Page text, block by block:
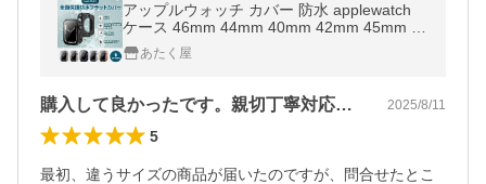
アップルウォッチ カバー 防水 applewatch
ケース 46mm 44mm 40mm 42mm 45mm 41
mm シリーズ10 9 se 8 7 6 5 4
あたく屋
購入して良かったです。親切丁寧対応でした 2025/8/11
5
最初、違うサイズの商品が届いたのですが、問合せたとこ